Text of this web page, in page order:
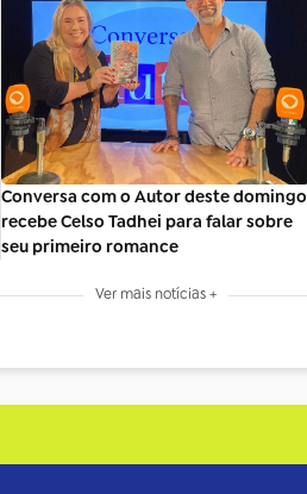
Conversa com o Autor deste domingo
recebe Celso Tadhei para falar sobre
seu primeiro romance
Ver mais notícias +